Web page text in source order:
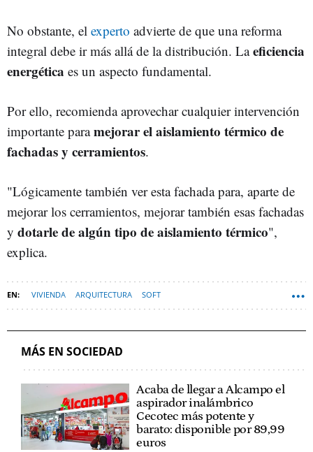
No obstante, el experto advierte de que una reforma
integral debe ir más allá de la distribución. Laeficiencia
energética es un aspecto fundamental.
Por ello, recomienda aprovechar cualquier intervención
importante paramejorar el aislamiento térmico de
fachadas y cerramientos.
"Lógicamente también ver esta fachada para, aparte de
mejorar los cerramientos, mejorar también esas fachadas
y dotarle de algún tipo de aislamiento térmico",
explica.
VIVIENDA ARQUITECTURA SOFT
MÁS EN SOCIEDAD
Acaba de llegar a Alcampo el
aspirador inalámbrico
Cecotec más potente y
barato: disponible por 89,99
euros